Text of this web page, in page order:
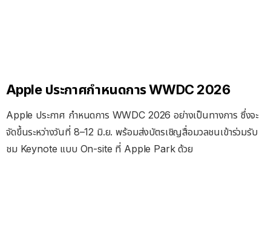
Apple ประกาศกำหนดการ WWDC 2026
Apple ประกาศ กำหนดการ WWDC 2026 อย่างเป็นทางการ ซึ่งจะ
จัดขึ้นระหว่างวันที่ 8–12 มิ.ย. พร้อมส่งบัตรเชิญสื่อมวลชนเข้าร่วมรับ
ชม Keynote แบบ On-site ที่ Apple Park ด้วย